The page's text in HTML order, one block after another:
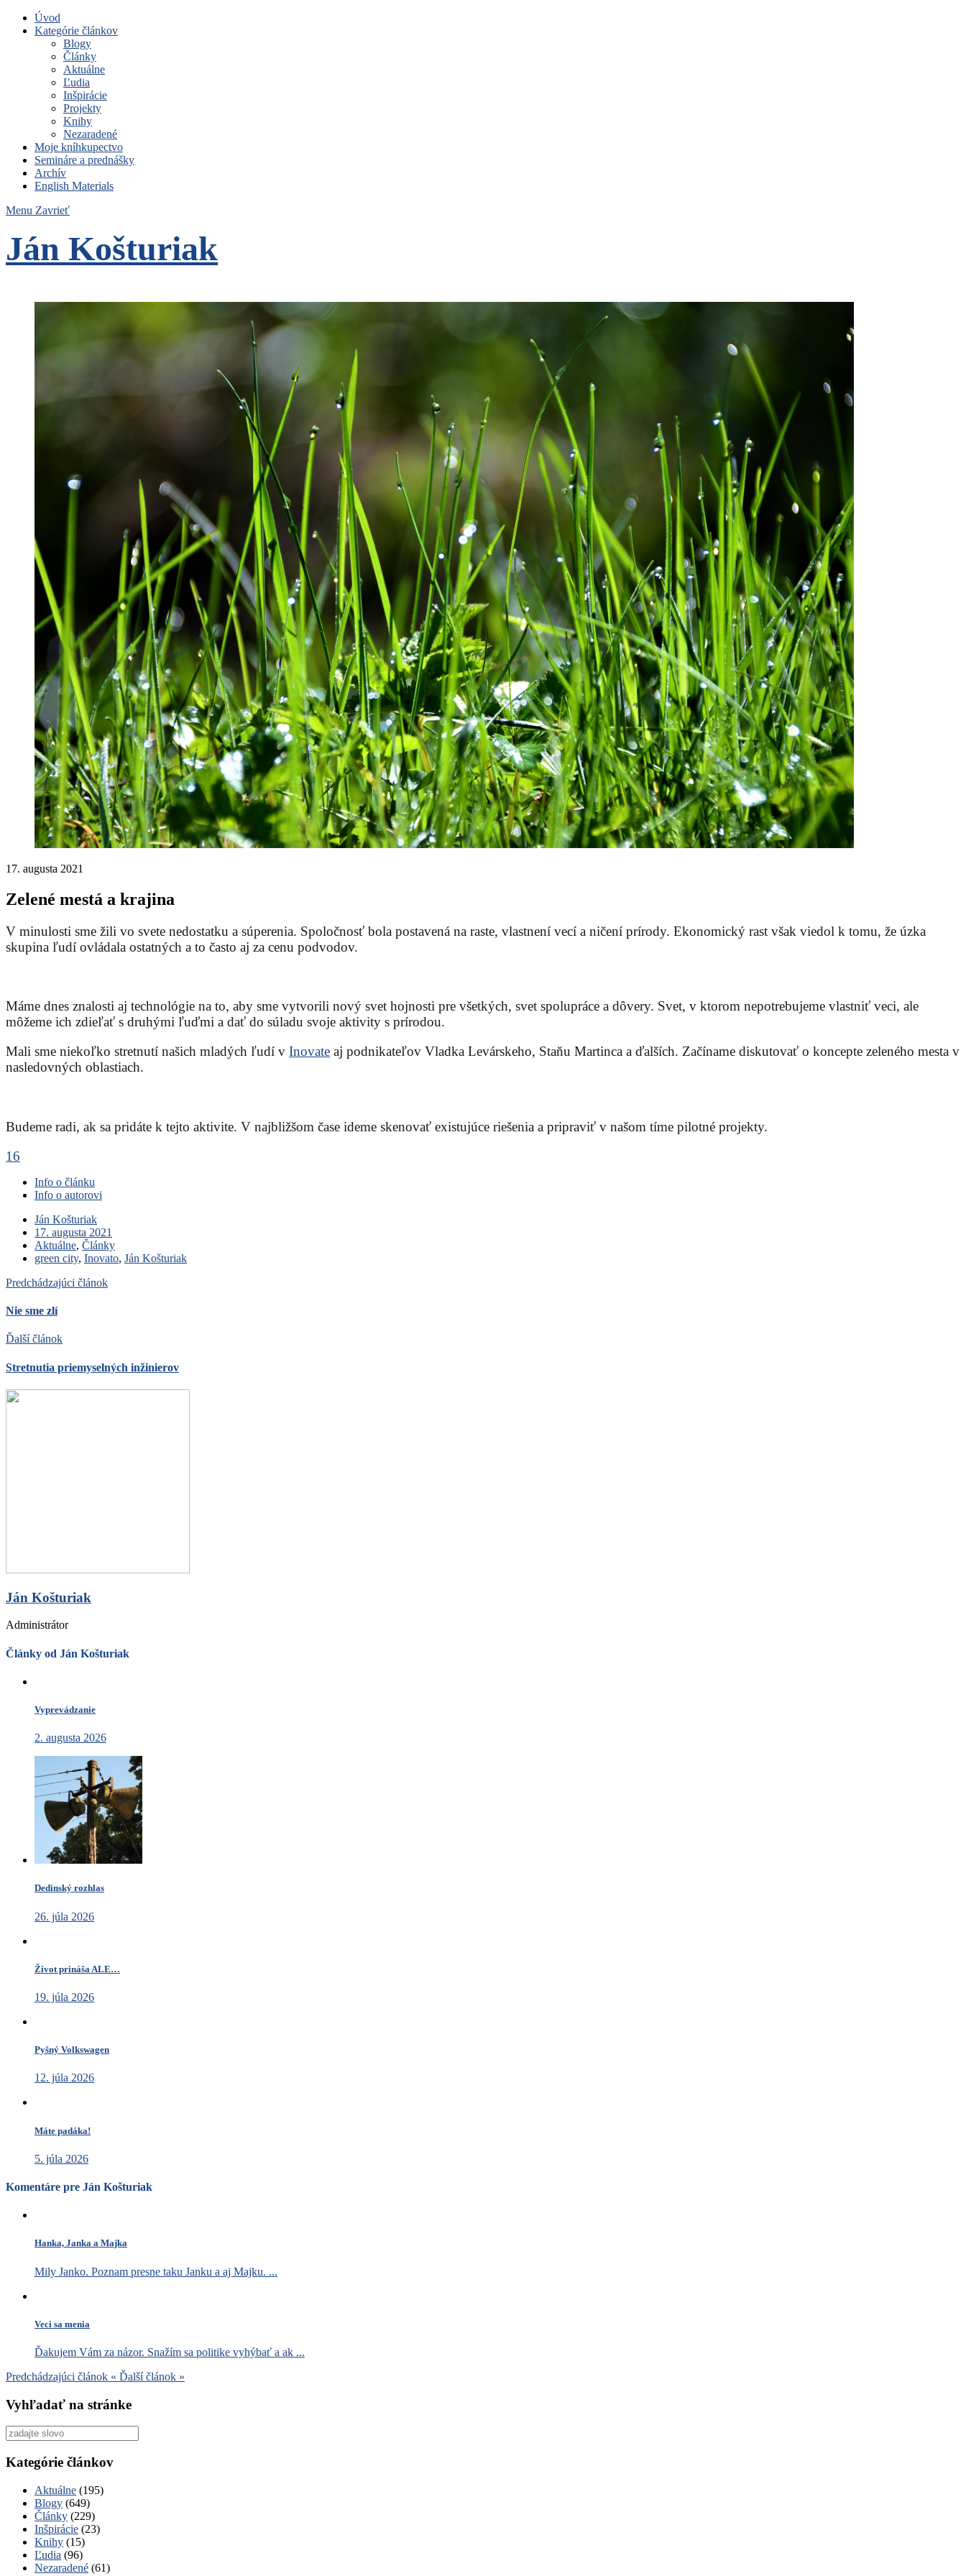
Úvod
Kategórie článkov
Blogy
Články
Aktuálne
Ľudia
Inšpirácie
Projekty
Knihy
Nezaradené
Moje kníhkupectvo
Semináre a prednášky
Archív
English Materials
Menu Zavrieť
Ján Košturiak
17. augusta 2021
Zelené mestá a krajina
V minulosti sme žili vo svete nedostatku a súperenia. Spoločnosť bola postavená na raste, vlastnení vecí a ničení prírody. Ekonomický rast však viedol k tomu, že úzka
skupina ľudí ovládala ostatných a to často aj za cenu podvodov.
Máme dnes znalosti aj technológie na to, aby sme vytvorili nový svet hojnosti pre všetkých, svet spolupráce a dôvery. Svet, v ktorom nepotrebujeme vlastniť veci, ale
môžeme ich zdieľať s druhými ľuďmi a dať do súladu svoje aktivity s prírodou.
Mali sme niekoľko stretnutí našich mladých ľudí v Inovate aj podnikateľov Vladka Levárskeho, Staňu Martinca a ďalších. Začíname diskutovať o koncepte zeleného mesta v
nasledovných oblastiach.
Budeme radi, ak sa pridáte k tejto aktivite. V najbližšom čase ideme skenovať existujúce riešenia a pripraviť v našom tíme pilotné projekty.
16
Info o článku
Info o autorovi
Ján Košturiak
17. augusta 2021
Aktuálne, Články
green city, Inovato, Ján Košturiak
Predchádzajúci článok
Nie sme zlí
Ďalší článok
Stretnutia priemyselných inžinierov
Ján Košturiak
Administrátor
Články od Ján Košturiak
Vyprevádzanie
2. augusta 2026
Dedinský rozhlas
26. júla 2026
Život prináša ALE…
19. júla 2026
Pyšný Volkswagen
12. júla 2026
Máte padáka!
5. júla 2026
Komentáre pre Ján Košturiak
Hanka, Janka a Majka
Mily Janko. Poznam presne taku Janku a aj Majku. ...
Veci sa menia
Ďakujem Vám za názor. Snažím sa politike vyhýbať a ak ...
Predchádzajúci článok « Ďalší článok »
Vyhľadať na stránke
Vyhľadať
pre:
Kategórie článkov
Aktuálne (195)
Blogy (649)
Články (229)
Inšpirácie (23)
Knihy (15)
Ľudia (96)
Nezaradené (61)